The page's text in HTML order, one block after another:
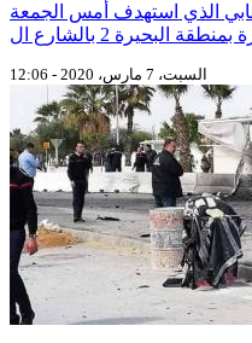
الذي استهدف أمس الجمعة
السبت، 7 مارس، 2020 - 12:06